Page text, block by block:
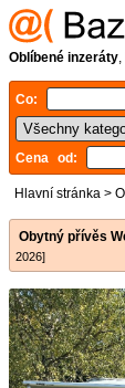
Oblíbené inzeráty,
Co:
Cena od:
Hlavní stránka >
Obytný přívěs
2026]